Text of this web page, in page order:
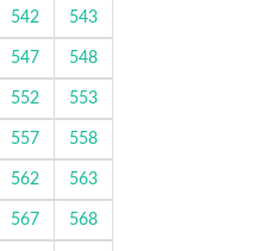
542 543
547 548
552 553
557 558
562 563
567 568